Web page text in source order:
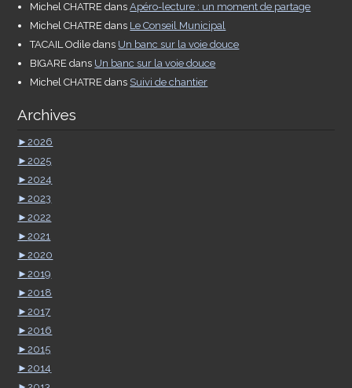
Michel CHATRE dansApéro-lecture : un moment de partage
Michel CHATRE dans Le Conseil Municipal
TACAIL Odile dans Un banc sur la voie douce
BIGARE dans Un banc sur la voie douce
Michel CHATRE dans Suivi de chantier
Archives
►2026
►2025
►2024
►2023
►2022
►2021
►2020
►2019
►2018
►2017
►2016
►2015
►2014